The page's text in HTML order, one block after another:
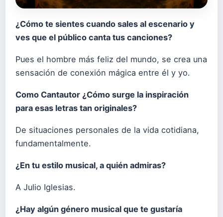
¿Cómo te sientes cuando sales al escenario y
ves que el público canta tus canciones?
Pues el hombre más feliz del mundo, se crea una
sensación de conexión mágica entre él y yo.
Como Cantautor ¿Cómo surge la inspiración
para esas letras tan originales?
De situaciones personales de la vida cotidiana,
fundamentalmente.
¿En tu estilo musical, a quién admiras?
A Julio Iglesias.
¿Hay algún género musical que te gustaría